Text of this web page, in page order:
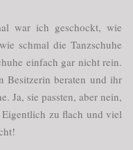
war ich geschockt, wie
schmal die Tanzschuhe
einfach gar nicht rein.
Besitzerin beraten und ihr
Ja, sie passten, aber nein,
zu flach und viel